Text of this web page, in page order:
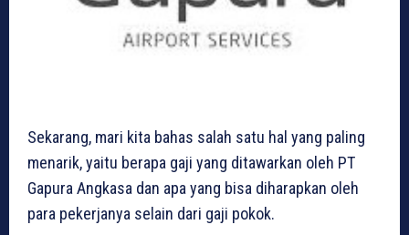
Sekarang, mari kita bahas salah satu hal yang paling
menarik, yaitu berapa gaji yang ditawarkan oleh PT
Gapura Angkasa dan apa yang bisa diharapkan oleh
para pekerjanya selain dari gaji pokok.